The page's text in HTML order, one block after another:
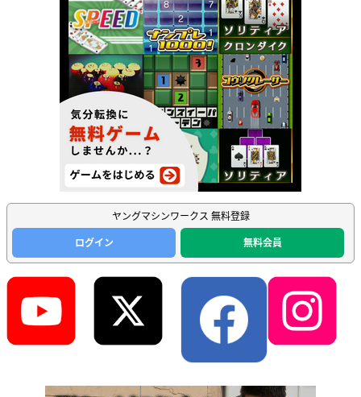
ヤングマシンワークス 無料登録
ログイン
無料会員